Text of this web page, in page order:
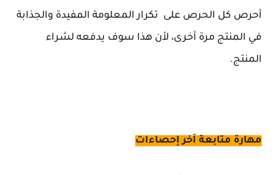
أحرص كل الحرص على تكرار المعلومة المفيدة والجذابة
في المنتج مرة أخرى، لأن هذا سوف يدفعه لشراء
المنتج.
مهارة متابعة آخر إحصاءات